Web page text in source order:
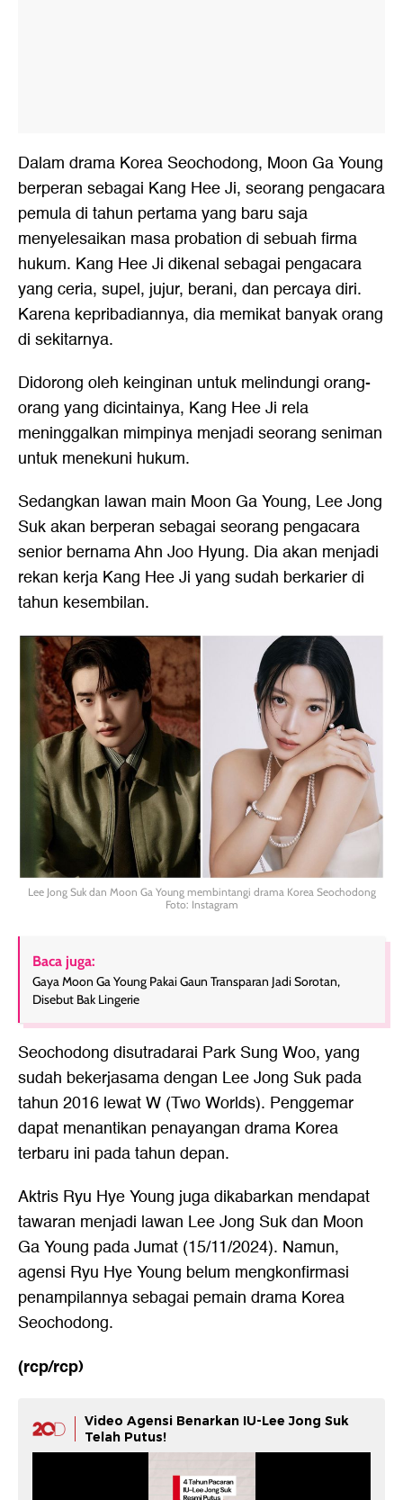
Dalam drama Korea Seochodong, Moon Ga Young
berperan sebagai Kang Hee Ji, seorang pengacara
pemula di tahun pertama yang baru saja
menyelesaikan masa probation di sebuah firma
hukum. Kang Hee Ji dikenal sebagai pengacara
yang ceria, supel, jujur, berani, dan percaya diri.
Karena kepribadiannya, dia memikat banyak orang
di sekitarnya.
Didorong oleh keinginan untuk melindungi orang-
orang yang dicintainya, Kang Hee Ji rela
meninggalkan mimpinya menjadi seorang seniman
untuk menekuni hukum.
Sedangkan lawan main Moon Ga Young, Lee Jong
Suk akan berperan sebagai seorang pengacara
senior bernama Ahn Joo Hyung. Dia akan menjadi
rekan kerja Kang Hee Ji yang sudah berkarier di
tahun kesembilan.
Lee Jong Suk dan Moon Ga Young membintangi drama Korea Seochodong
Foto: Instagram
Baca juga:
Gaya Moon Ga Young Pakai Gaun Transparan Jadi Sorotan,
Disebut Bak Lingerie
Seochodong disutradarai Park Sung Woo, yang
sudah bekerjasama dengan Lee Jong Suk pada
tahun 2016 lewat W (Two Worlds). Penggemar
dapat menantikan penayangan drama Korea
terbaru ini pada tahun depan.
Aktris Ryu Hye Young juga dikabarkan mendapat
tawaran menjadi lawan Lee Jong Suk dan Moon
Ga Young pada Jumat (15/11/2024). Namun,
agensi Ryu Hye Young belum mengkonfirmasi
penampilannya sebagai pemain drama Korea
Seochodong.
(rcp/rcp)
Video Agensi Benarkan IU-Lee Jong Suk
Telah Putus!